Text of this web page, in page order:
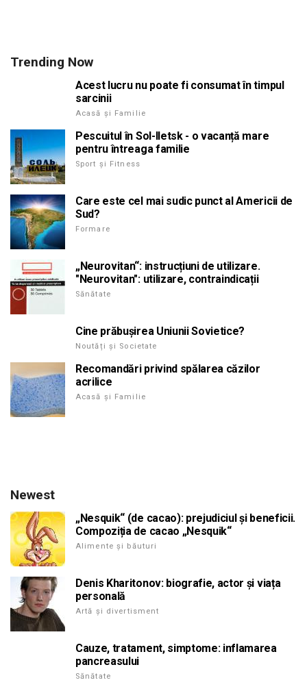
Trending Now
Acest lucru nu poate fi consumat în timpul
sarcinii
Acasă și Familie
Pescuitul în Sol-Iletsk - o vacanță mare
pentru întreaga familie
Sport și Fitness
Care este cel mai sudic punct al Americii de
Sud?
Formare
„Neurovitan“: instrucțiuni de utilizare.
"Neurovitan": utilizare, contraindicații
Sănătate
Cine prăbușirea Uniunii Sovietice?
Noutăți și Societate
Recomandări privind spălarea căzilor
acrilice
Acasă și Familie
Newest
„Nesquik“ (de cacao): prejudiciul și beneficii.
Compoziția de cacao „Nesquik“
Alimente și băuturi
Denis Kharitonov: biografie, actor și viața
personală
Artă și divertisment
Cauze, tratament, simptome: inflamarea
pancreasului
Sănătate